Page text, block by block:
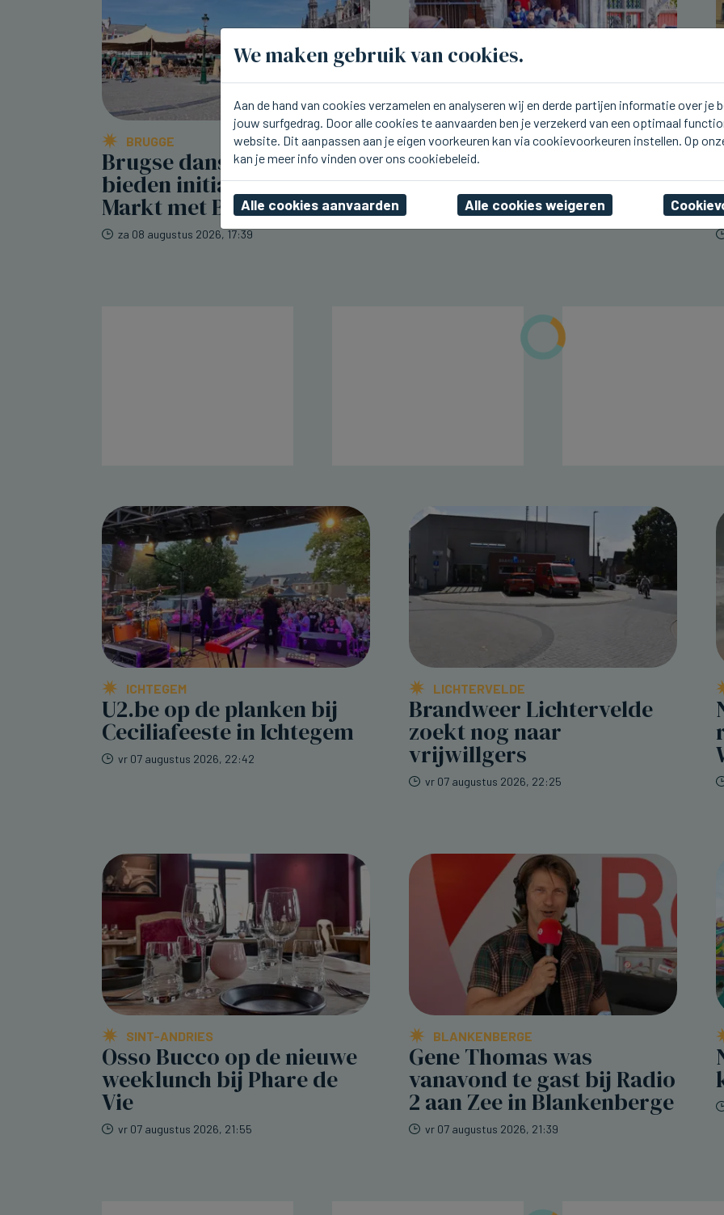
BRUGGE
Brugse dansscholen
bieden initiatie op de
Markt met Bals des Amis
za 08 augustus 2026, 17:39
BRUGGE
Bijzonder druk weekend
in Brugge
za 08 augustus 2026, 17:16
ICHTEGEM
U2.be op de planken bij
Ceciliafeeste in Ichtegem
vr 07 augustus 2026, 22:42
LICHTERVELDE
Brandweer Lichtervelde
zoekt nog naar
vrijwillgers
vr 07 augustus 2026, 22:25
SINT-ANDRIES
Osso Bucco op de nieuwe
weeklunch bij Phare de
Vie
vr 07 augustus 2026, 21:55
BLANKENBERGE
Gene Thomas was
vanavond te gast bij Radio
2 aan Zee in Blankenberge
vr 07 augustus 2026, 21:39
We maken gebruik van cookies.
Aan de hand van cookies verzamelen en analyseren wij en derde partijen informatie over je
jouw surfgedrag. Door alle cookies te aanvaarden ben je verzekerd van een optimaal
website. Dit aanpassen aan je eigen voorkeuren kan via cookievoorkeuren instellen. Op
kan je meer info vinden over ons cookiebeleid.
Alle cookies aanvaarden Alle cookies weigeren